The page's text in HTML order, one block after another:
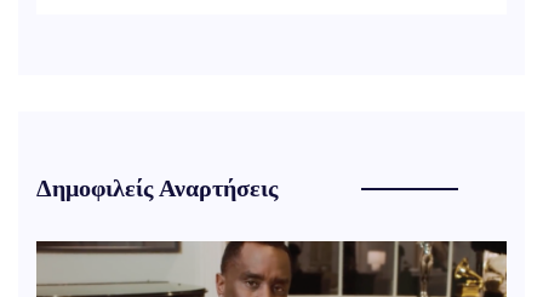
Δημοφιλείς Αναρτήσεις